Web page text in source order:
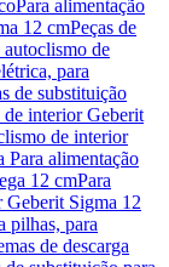
Para alimentação
12 cmPeças de
autoclismo de
para
de substituição
de interior Geberit
de interior
Para alimentação
12 cmPara
Geberit Sigma 12
pilhas, para
de descarga